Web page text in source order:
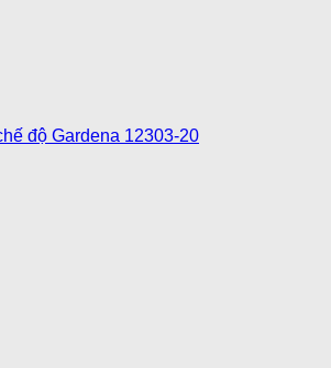
độ Gardena 12303-20